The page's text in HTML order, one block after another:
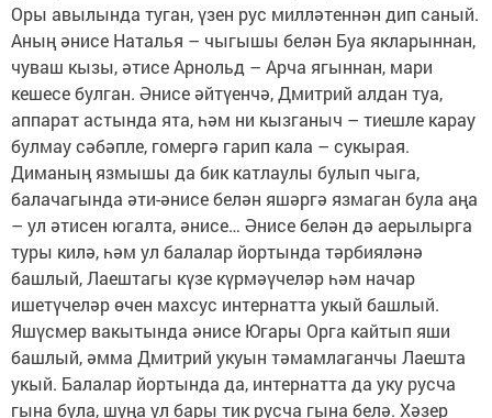
Оры авылында туган, үзен рус милләтеннән дип саный.
Аның әнисе Наталья – чыгышы белән Буа якларыннан,
чуваш кызы, әтисе Арнольд – Арча ягыннан, мари
кешесе булган. Әнисе әйтүенчә, Дмитрий алдан туа,
аппарат астында ята, һәм ни кызганыч – тиешле карау
булмау сәбәпле, гомергә гарип кала – сукырая.
Диманың язмышы да бик катлаулы булып чыга,
балачагында әти-әнисе белән яшәргә язмаган була аңа
– ул әтисен югалта, әнисе… Әнисе белән дә аерылырга
туры килә, һәм ул балалар йортында тәрбияләнә
башлый, Лаештагы күзе күрмәүчеләр һәм начар
ишетүчеләр өчен махсус интернатта укый башлый.
Яшүсмер вакытында әнисе Югары Орга кайтып яши
башлый, әмма Дмитрий укуын тәмамлаганчы Лаешта
укый. Балалар йортында да, интернатта да уку русча
гына була, шуңа ул бары тик русча гына белә. Хәзер